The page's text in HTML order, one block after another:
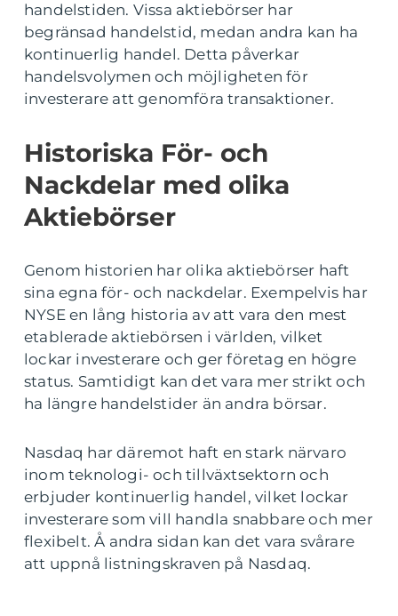
handelstiden. Vissa aktiebörser har
begränsad handelstid, medan andra kan ha
kontinuerlig handel. Detta påverkar
handelsvolymen och möjligheten för
investerare att genomföra transaktioner.
Historiska För- och
Nackdelar med olika
Aktiebörser
Genom historien har olika aktiebörser haft
sina egna för- och nackdelar. Exempelvis har
NYSE en lång historia av att vara den mest
etablerade aktiebörsen i världen, vilket
lockar investerare och ger företag en högre
status. Samtidigt kan det vara mer strikt och
ha längre handelstider än andra börsar.
Nasdaq har däremot haft en stark närvaro
inom teknologi- och tillväxtsektorn och
erbjuder kontinuerlig handel, vilket lockar
investerare som vill handla snabbare och mer
flexibelt. Å andra sidan kan det vara svårare
att uppnå listningskraven på Nasdaq.